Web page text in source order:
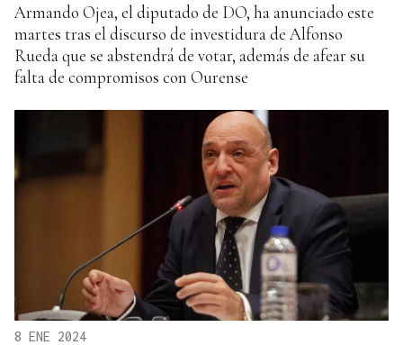
Armando Ojea, el diputado de DO, ha anunciado este
martes tras el discurso de investidura de Alfonso
Rueda que se abstendrá de votar, además de afear su
falta de compromisos con Ourense
8 ENE 2024